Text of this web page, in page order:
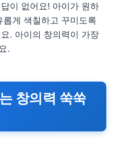
이 없어요! 아이가 원하
롭게 색칠하고 꾸미도록
. 아이의 창의력이 가장
.
창의력 쑥쑥